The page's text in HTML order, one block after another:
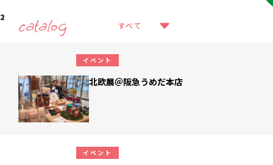
catalog すべて
2018.05.31
イベント
北欧展＠阪急うめだ本店
2018.05.28
イベント
2017.12.21